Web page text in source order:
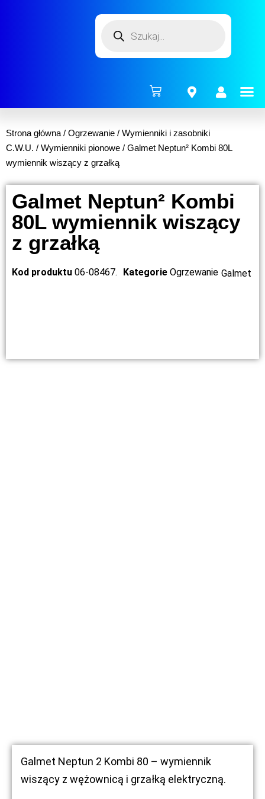
Strona główna / Ogrzewanie / Wymienniki i zasobniki
C.W.U. / Wymienniki pionowe / Galmet Neptun² Kombi 80L
wymiennik wiszący z grzałką
Galmet Neptun² Kombi
80L wymiennik wiszący
z grzałką
Kod produktu 06-08467. Kategorie Ogrzewanie Galmet
Galmet Neptun 2 Kombi 80 – wymiennik
wiszący z wężownicą i grzałką elektryczną.